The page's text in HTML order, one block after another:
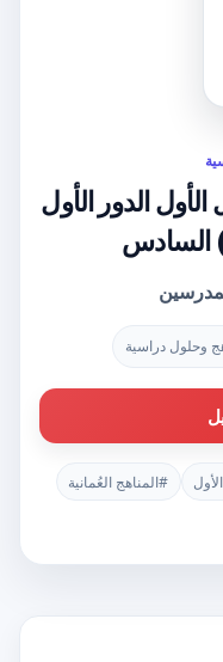
الدور الأول
السادس
وحلول دراسية
#المناهج العُمانية